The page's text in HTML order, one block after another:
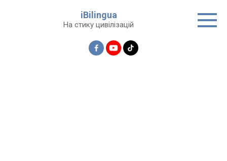
iBilingua
На стику цивілізацій